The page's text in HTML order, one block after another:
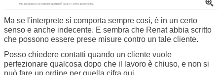
Ma se l'interprete si comporta sempre così, è in un certo
senso e anche indecente. E sembra che Renat abbia scritto
che possono essere prese misure contro un tale cliente.
Posso chiedere contatti quando un cliente vuole
perfezionare qualcosa dopo che il lavoro è chiuso, e non si